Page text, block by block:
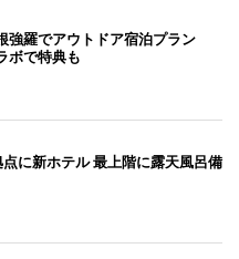
強羅でアウトドア宿泊プラン
ボで特典も
に新ホテル 最上階に露天風呂備